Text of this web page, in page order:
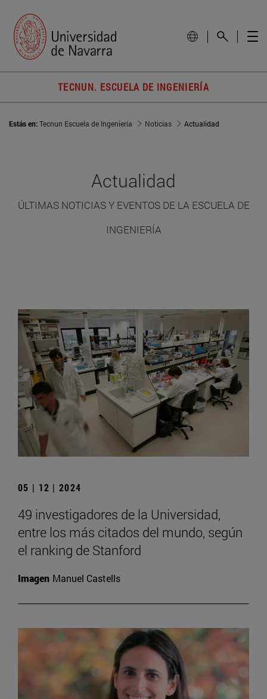
TECNUN. ESCUELA DE INGENIERÍA
Estás en:Tecnun Escuela de Ingeniería Noticias Actualidad
Actualidad
ÚLTIMAS NOTICIAS Y EVENTOS DE LA ESCUELA DE
INGENIERÍA
05 | 12 | 2024
49 investigadores de la Universidad,
entre los más citados del mundo, según
el ranking de Stanford
Imagen Manuel Castells